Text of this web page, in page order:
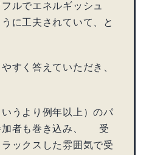
ルでエネルギッシュ
に工夫されていて、と
すく答えていただき、
いうより例年以上）のパ
加者も巻き込み、 受
ックスした雰囲気で受